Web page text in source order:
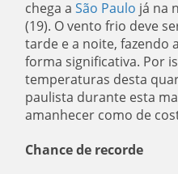
chega aSão Paulo já na
(19). O vento frio deve
tarde e a noite, fazendo
forma significativa. Por
temperaturas desta
paulista durante esta
amanhecer como de
Chance de recorde